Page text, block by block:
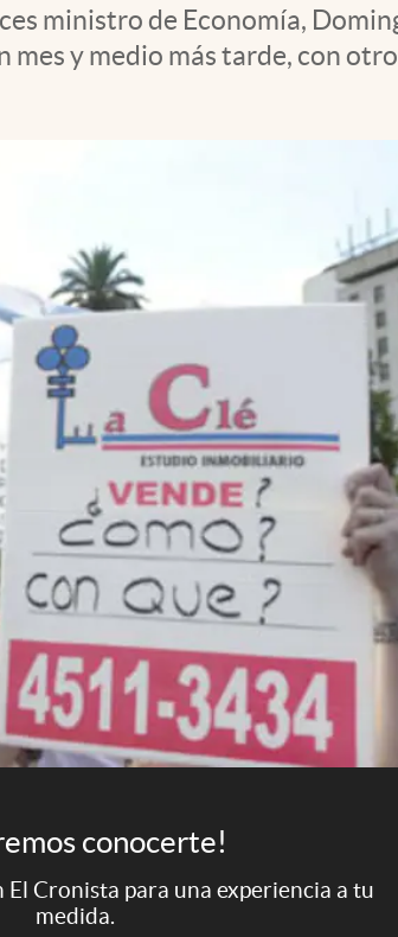
ministro de Economía,
mes y medio más tarde, con
conocerte!
El Cronista para una experiencia a tu
medida.